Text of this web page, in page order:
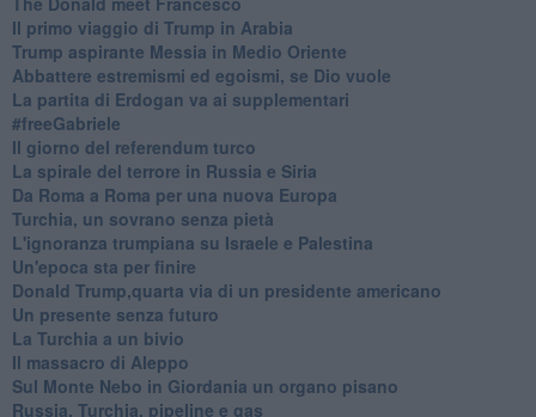
Il primo viaggio di Trump in Arabia
Trump aspirante Messia in Medio Oriente
Abbattere estremismi ed egoismi, se Dio vuole
La partita di Erdogan va ai supplementari
#freeGabriele
Il giorno del referendum turco
La spirale del terrore in Russia e Siria
Da Roma a Roma per una nuova Europa
Turchia, un sovrano senza pietà
L'ignoranza trumpiana su Israele e Palestina
Un'epoca sta per finire
Donald Trump,quarta via di un presidente americano
Un presente senza futuro
La Turchia a un bivio
Il massacro di Aleppo
Sul Monte Nebo in Giordania un organo pisano
Russia, Turchia, pipeline e gas